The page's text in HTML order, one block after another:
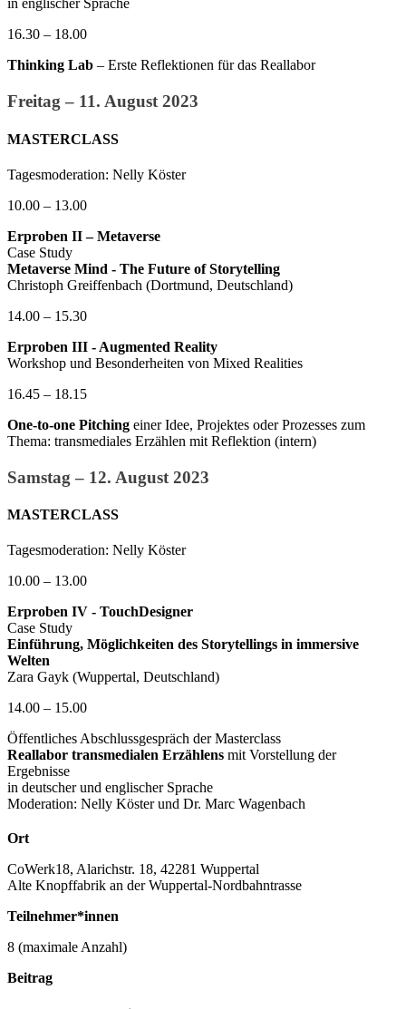
in englischer Sprache
16.30 – 18.00
Thinking Lab – Erste Reflektionen für das Reallabor
Freitag – 11. August 2023
MASTERCLASS
Tagesmoderation: Nelly Köster
10.00 – 13.00
Erproben II – Metaverse
Case Study
Metaverse Mind - The Future of Storytelling
Christoph Greiffenbach (Dortmund, Deutschland)
14.00 – 15.30
Erproben III - Augmented Reality
Workshop und Besonderheiten von Mixed Realities
16.45 – 18.15
One-to-one Pitching einer Idee, Projektes oder Prozesses zum
Thema: transmediales Erzählen mit Reflektion (intern)
Samstag – 12. August 2023
MASTERCLASS
Tagesmoderation: Nelly Köster
10.00 – 13.00
Erproben IV - TouchDesigner
Case Study
Einführung, Möglichkeiten des Storytellings in immersive
Welten
Zara Gayk (Wuppertal, Deutschland)
14.00 – 15.00
Öffentliches Abschlussgespräch der Masterclass
Reallabor transmedialen Erzählens mit Vorstellung der
Ergebnisse
in deutscher und englischer Sprache
Moderation: Nelly Köster und Dr. Marc Wagenbach
Ort
CoWerk18, Alarichstr. 18, 42281 Wuppertal
Alte Knopffabrik an der Wuppertal-Nordbahntrasse
Teilnehmer*innen
8 (maximale Anzahl)
Beitrag